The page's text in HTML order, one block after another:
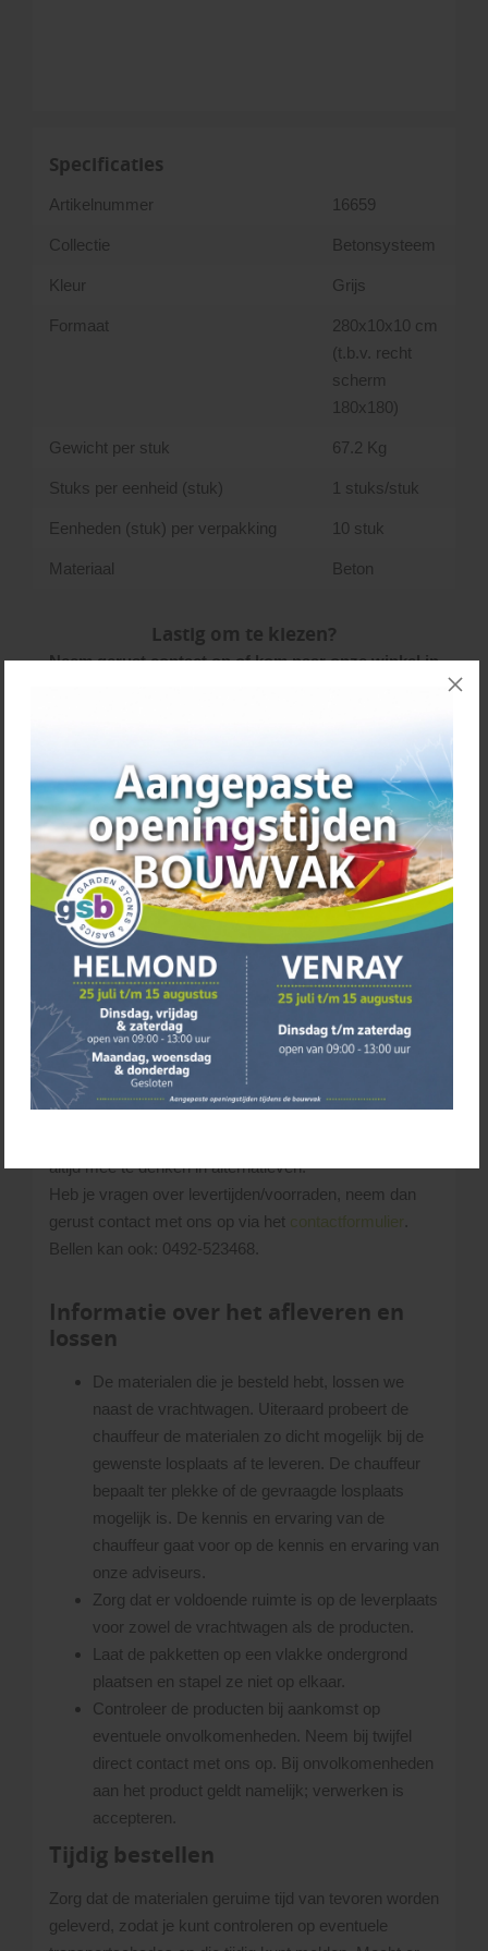
Specificaties
Artikelnummer 16659
Collectie Betonsysteem
Kleur Grijs
Formaat
280x10x10 cm
(t.b.v. recht
scherm
180x180)
Gewicht per stuk 67.2 Kg
Stuks per eenheid (stuk) 1 stuks/stuk
Eenheden (stuk) per verpakking 10 stuk
Materiaal Beton
Lastig om te kiezen?
Neem gerust contact op of kom naar onze winkel in
Kenmerken
Vergelijkbare producten
Laatst bekeken
Levering
Wij proberen de aangeschafte materialen binnen 3 tot
10 werkdagen te leveren. Let op! Door de huidige
marktomstandigheden kunnen levertijden flink oplopen,
altijd mee te denken in alternatieven.
Heb je vragen over levertijden/voorraden, neem dan
gerust contact met ons op via het contactformulier
Bellen kan ook: 0492-523468.
Informatie over het afleveren en
lossen
De materialen die je besteld hebt, lossen we
naast de vrachtwagen. Uiteraard probeert de
chauffeur de materialen zo dicht mogelijk bij de
gewenste losplaats af te leveren. De chauffeur
bepaalt ter plekke of de gevraagde losplaats
mogelijk is. De kennis en ervaring van de
chauffeur gaat voor op de kennis en ervaring van
onze adviseurs.
Zorg dat er voldoende ruimte is op de leverplaats
voor zowel de vrachtwagen als de producten.
Laat de pakketten op een vlakke ondergrond
plaatsen en stapel ze niet op elkaar.
Controleer de producten bij aankomst op
eventuele onvolkomenheden. Neem bij twijfel
direct contact met ons op. Bij onvolkomenheden
aan het product geldt namelijk; verwerken is
accepteren.
Tijdig bestellen
Zorg dat de materialen geruime tijd van tevoren worden
geleverd, zodat je kunt controleren op eventuele